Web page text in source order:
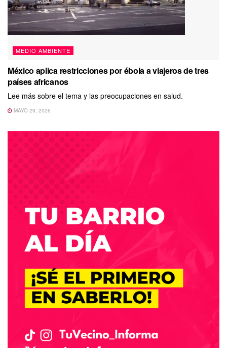
MEDIO AMBIENTE
México aplica restricciones por ébola a viajeros de tres
países africanos
Lee más sobre el tema y las preocupaciones en salud.
MAYO 29, 2026